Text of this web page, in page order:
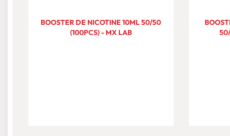
BOOSTER DE NICOTINE 10ML 50/50
(100PCS) - MX LAB